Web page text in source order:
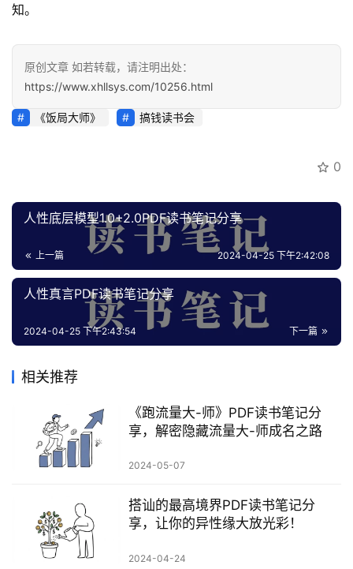
避
指
南
运
营
业
源
会
员
专
区
登录 注册
知。
原创文章 如若转载，请注明出处：
https://www.xhllsys.com/10256.html
《饭局大师》 搞钱读书会
0
人性底层模型1.0+2.0PDF读书笔记分享
上一篇 2024-04-25 下午2:42:08
人性真言PDF读书笔记分享
下一篇
2024-04-25 下午2:43:54
相关推荐
《跑流量大-师》PDF读书笔记分
享，解密隐藏流量大-师成名之路
2024-05-07
搭讪的最高境界PDF读书笔记分
享，让你的异性缘大放光彩！
2024-04-24